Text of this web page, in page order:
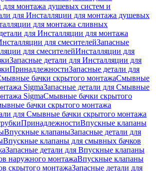
для монтажа душевых систем и
для Инсталляции для монтажа душевых
для монтажа сливных
для Инсталляции для монтажа
для смесителейЗапасные
для смесителейИнсталляции для
Запасные детали для Инсталляции для
ПринадлежностиЗапасные детали для
бачки скрытого монтажаСмывные
SigmaЗапасные детали для Смывные
SigmaСмывные бачки скрытого
бачки скрытого монтажа
для Смывные бачки скрытого монтажа
ПринадлежностиВпускные клапаны
Впускные клапаныЗапасные детали для
Впускные клапаны для смывных бачков
Запасные детали для Впускные клапаны
наружного монтажаВпускные клапаны
скрытого монтажаЗапасные детали для